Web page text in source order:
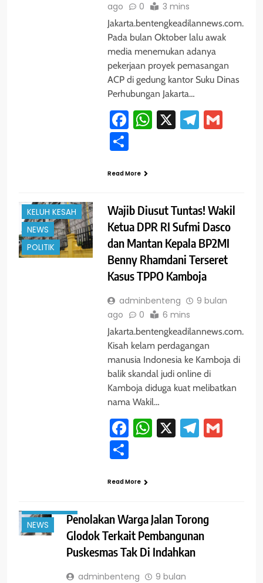
ago
0 3 mins
Jakarta.bentengkeadilannews.com.
Pada bulan Oktober lalu awak
media menemukan adanya
pekerjaan proyek pemasangan
ACP di gedung kantor Suku Dinas
Perhubungan Jakarta…
Facebook
WhatsApp
X
Share
Read More
KELUH KESAH
NEWS
POLITIK
Wajib Diusut Tuntas! Wakil
Ketua DPR RI Sufmi Dasco
dan Mantan Kepala BP2MI
Benny Rhamdani Terseret
Kasus TPPO Kamboja
adminbenteng
9 bulan
ago
0 6 mins
Jakarta.bentengkeadilannews.com.
Kisah kelam perdagangan
manusia Indonesia ke Kamboja di
balik skandal judi online di
Kamboja diduga kuat melibatkan
nama Wakil…
Facebook
WhatsApp
X
Share
Read More
NEWS
Penolakan Warga Jalan Torong
Glodok Terkait Pembangunan
Puskesmas Tak Di Indahkan
adminbenteng
9 bulan